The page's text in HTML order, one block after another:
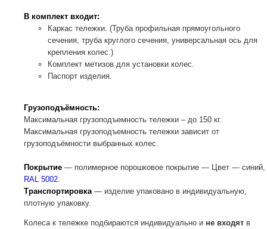
В комплект входит:
Каркас тележки. (Труба профильная прямоугольного
сечения, труба круглого сечения, универсальная ось для
крепления колес.)
Комплект метизов для установки колес.
Паспорт изделия.
Грузоподъёмность:
Максимальная грузоподъемность тележки – до 150 кг.
Максимальная грузоподъемность тележки зависит от
грузоподъёмности выбранных колес.
Покрытие — полимерное порошковое покрытие — Цвет — синий,
RAL 5002
Транспортировка — изделие упаковано в индивидуальную,
плотную упаковку.
Колеса к тележке подбираются индивидуально и не входят в